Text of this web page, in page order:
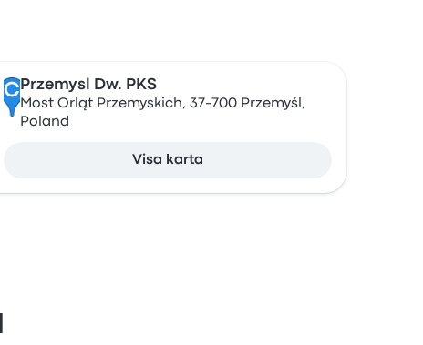
CPrzemysl Dw. PKS
Most Orląt Przemyskich, 37-700 Przemyśl,
Poland
Visa karta